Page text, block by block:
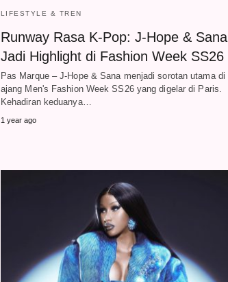
LIFESTYLE & TREN
Runway Rasa K-Pop: J-Hope & Sana
Jadi Highlight di Fashion Week SS26
Pas Marque – J-Hope & Sana menjadi sorotan utama di
ajang Men's Fashion Week SS26 yang digelar di Paris.
Kehadiran keduanya…
1 year ago